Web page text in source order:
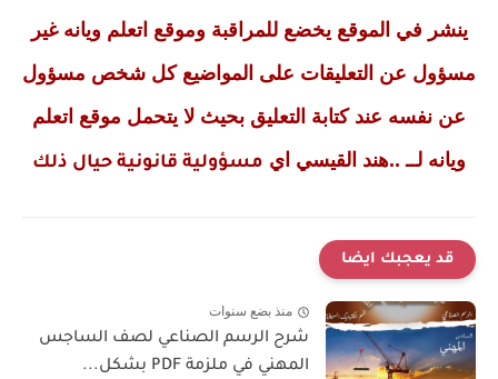
ينشر في الموقع يخضع للمراقبة وموقع اتعلم ويانه غير
مسؤول عن التعليقات على المواضيع كل شخص مسؤول
عن نفسه عند كتابة التعليق بحيث لا يتحمل موقع اتعلم
ويانه لــ ..هند القيسي اي مسؤولية قانونية حيال ذلك
قد يعجبك ايضا
منذ بضع سنوات
شرح الرسم الصناعي لصف الساجس
المهني في ملزمة PDF بشكل...